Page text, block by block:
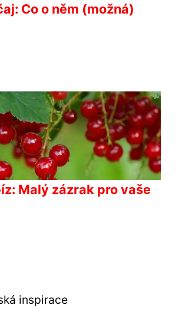
Co o něm (možná)
Malý zázrak pro vaše
inspirace